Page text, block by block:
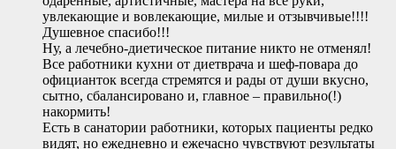
увлекающие и вовлекающие, милые и отзывчивые!!!!
Душевное спасибо!!!
Ну, а лечебно-диетическое питание никто не отменял!
Все работники кухни от диетврача и шеф-повара до
официанток всегда стремятся и рады от души вкусно,
сытно, сбалансировано и, главное – правильно(!)
накормить!
Есть в санатории работники, которых пациенты редко
видят, но ежедневно и ежечасно чувствуют результаты